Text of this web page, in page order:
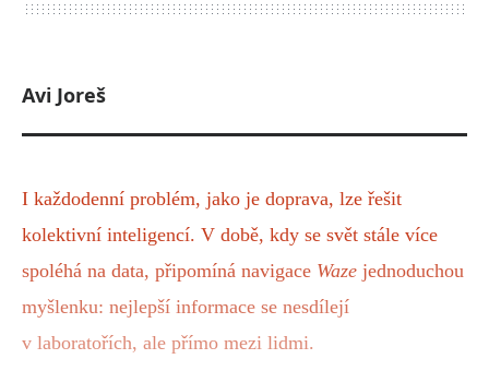
Avi Joreš
I každodenní problém, jako je doprava, lze řešit
kolektivní inteligencí. V době, kdy se svět stále více
spoléhá na data, připomíná navigace Waze jednoduchou
myšlenku: nejlepší informace se nesdílejí
v laboratořích, ale přímo mezi lidmi.